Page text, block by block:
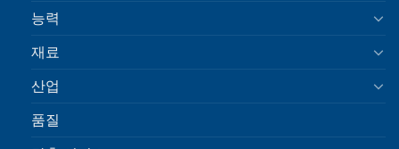
능력
재료
산업
품질